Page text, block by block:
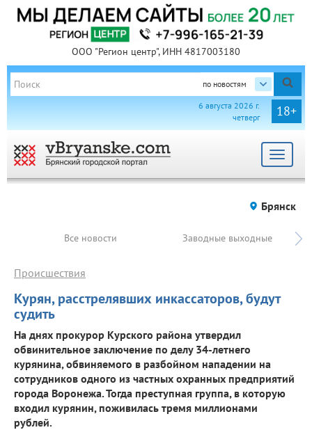
ООО "Регион центр", ИНН 4817003180
по новостям
18+
6 августа 2026 г.
четверг
Toggle
Брянск
Все новости Заводные выходные
Курян, расстрелявших инкассаторов, будут
судить
Происшествия
На днях прокурор Курского района утвердил
обвинительное заключение по делу 34-летнего
курянина, обвиняемого в разбойном нападении на
сотрудников одного из частных охранных предприятий
города Воронежа. Тогда преступная группа, в которую
входил курянин, поживилась тремя миллионами
рублей.